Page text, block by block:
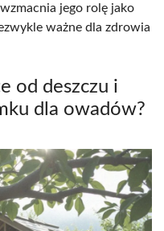
jego rolę jako
ważne dla zdrowia
od deszczu i
dla owadów?